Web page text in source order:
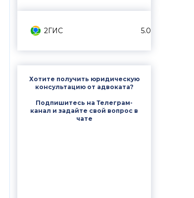
2ГИС 5.0
Хотите получить юридическую
консультацию от адвоката?
Подпишитесь на Телеграм-
канал и задайте свой вопрос в
чате